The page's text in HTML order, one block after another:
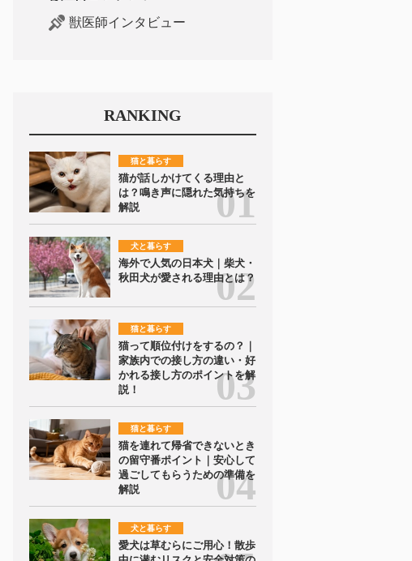
獣医師インタビュー
RANKING
猫と暮らす
猫が話しかけてくる理由と
は？鳴き声に隠れた気持ちを
解説
犬と暮らす
海外で人気の日本犬｜柴犬・
秋田犬が愛される理由とは？
猫と暮らす
猫って順位付けをするの？｜
家族内での接し方の違い・好
かれる接し方のポイントを解
説！
猫と暮らす
猫を連れて帰省できないとき
の留守番ポイント｜安心して
過ごしてもらうための準備を
解説
犬と暮らす
愛犬は草むらにご用心！散歩